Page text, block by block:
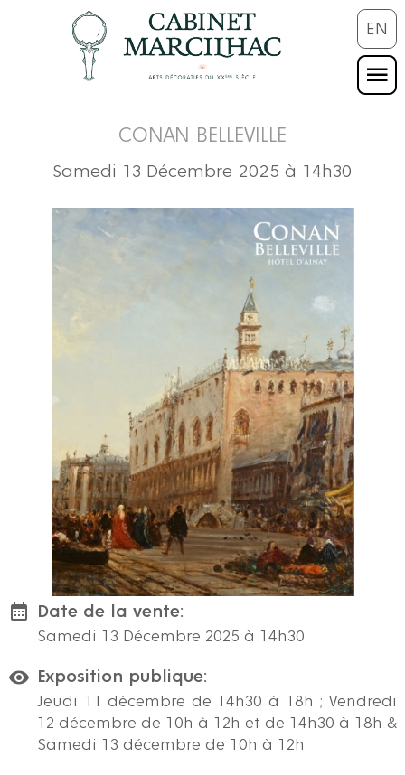
EN
CONAN BELLEVILLE
Samedi 13 Décembre 2025 à 14h30
Date de la vente:
Samedi 13 Décembre 2025 à 14h30
Exposition publique:
Jeudi 11 décembre de 14h30 à 18h ; Vendredi
12 décembre de 10h à 12h et de 14h30 à 18h &
Samedi 13 décembre de 10h à 12h